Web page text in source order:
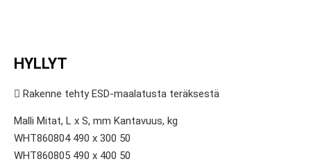
HYLLYT
 Rakenne tehty ESD-maalatusta teräksestä
Malli Mitat, L x S, mm Kantavuus, kg
WHT860804 490 x 300 50
WHT860805 490 x 400 50